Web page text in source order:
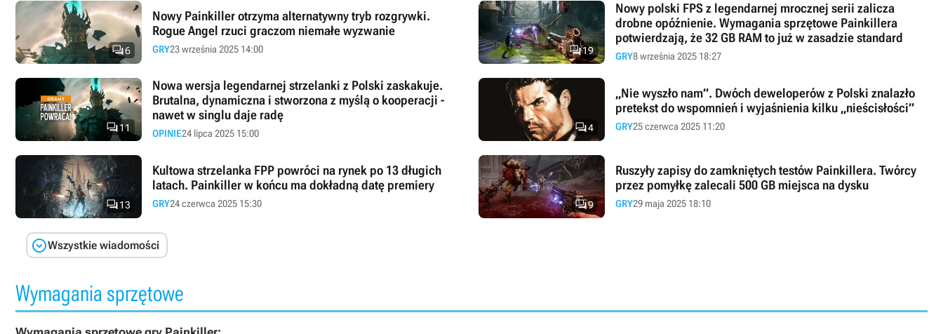
6
Nowy Painkiller otrzyma alternatywny tryb rozgrywki.
Rogue Angel rzuci graczom niemałe wyzwanie
GRY23 września 2025 14:00 19
Nowy polski FPS z legendarnej mrocznej serii zalicza
drobne opóźnienie. Wymagania sprzętowe Painkillera
potwierdzają, że 32 GB RAM to już w zasadzie standard
GRY8 września 2025 18:27
11
Nowa wersja legendarnej strzelanki z Polski zaskakuje.
Brutalna, dynamiczna i stworzona z myślą o kooperacji -
nawet w singlu daje radę
OPINIE24 lipca 2025 15:00 4
„Nie wyszło nam”. Dwóch deweloperów z Polski znalazło
pretekst do wspomnień i wyjaśnienia kilku „nieścisłości”
GRY25 czerwca 2025 11:20
13
Kultowa strzelanka FPP powróci na rynek po 13 długich
latach. Painkiller w końcu ma dokładną datę premiery
GRY24 czerwca 2025 15:30 9
Ruszyły zapisy do zamkniętych testów Painkillera. Twórcy
przez pomyłkę zalecali 500 GB miejsca na dysku
GRY29 maja 2025 18:10
Wszystkie wiadomości
Wymagania sprzętowe